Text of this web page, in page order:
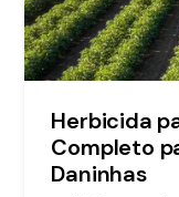
Herbicida
Completo
Daninhas